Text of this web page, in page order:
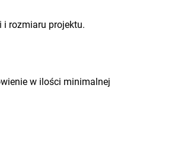
i rozmiaru projektu.
w ilości minimalnej